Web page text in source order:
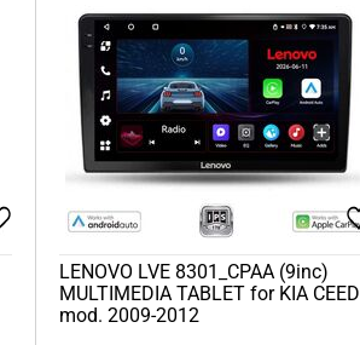
LENOVO LVE 8301_CPAA (9inc)
MULTIMEDIA TABLET for KIA CEED
mod. 2009-2012